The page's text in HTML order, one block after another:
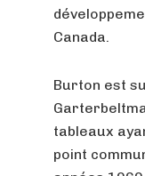
Canada.
Burton est
tableaux
point